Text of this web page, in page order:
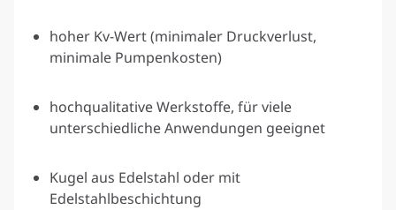
hoher Kv-Wert (minimaler Druckverlust,
minimale Pumpenkosten)
hochqualitative Werkstoffe, für viele
unterschiedliche Anwendungen geeignet
Kugel aus Edelstahl oder mit
Edelstahlbeschichtung